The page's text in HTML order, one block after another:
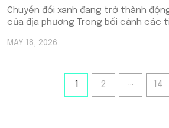
Chuyển đổi xanh đang trở thành
của địa phương Trong bối cảnh các
MAY 18, 2026
1 2 … 14